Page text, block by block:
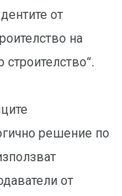
от
на
решение по
от